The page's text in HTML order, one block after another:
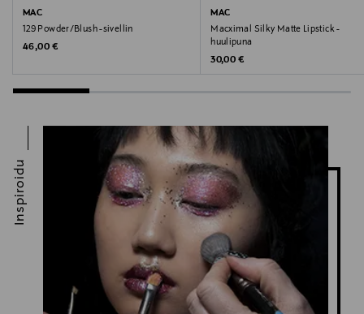
MAC
129 Powder/Blush -sivellin
Original Price
46,00 €
MAC
Macximal Silky Matte Lipstick -
huulipuna
Original Price
30,00 €
Inspiroidu